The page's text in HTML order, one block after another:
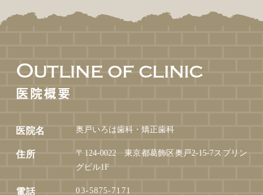
Outline of clinic
医院概要
医院名 奥戸いろは歯科・矯正歯科
住所
〒124-0022 東京都葛飾区奥戸2-15-7スプリン
グビル1F
電話 03-5875-7171